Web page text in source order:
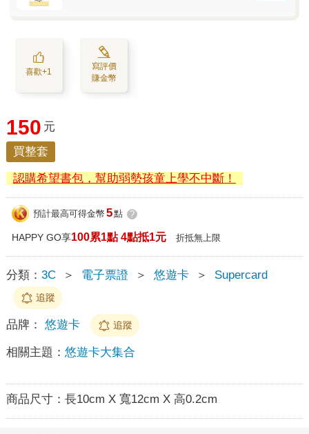
喜歡+1
寫評價
賺金幣
150 元
買整套
認購希望書包，幫助弱勢孩童上學不中斷！
預計最高可得金幣 5點 ?
HAPPY GO享100累1點 4點抵1元 折抵無上限
分類： 3C ＞ 電子票證 ＞ 悠遊卡 ＞ Supercard
追蹤
品牌： 悠遊卡 追蹤
相關主題： 悠遊卡大集合
商品尺寸： 長10cm X 寬12cm X 高0.2cm